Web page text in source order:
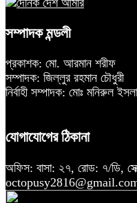
সম্পাদক মন্ডলী
প্রকাশক: মো. আরমান শরীফ
সম্পাদক: জিল্লুর রহমান চৌধুরী
নির্বাহী সম্পাদক: মোঃ মনিরুল
যোগাযোগের ঠিকানা
অফিস: বাসা: ২৭, রোড: ৭/ডি,